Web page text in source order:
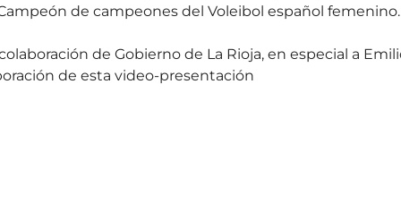
de campeones del Voleibol español femenino.
de Gobierno de La Rioja, en especial a
de esta video-presentación